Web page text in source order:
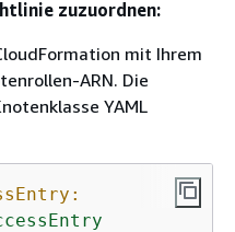
zuzuordnen:
mit Ihrem
ARN. Die
YAML